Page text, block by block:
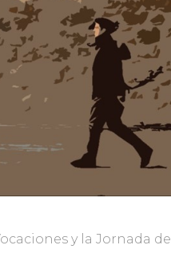
y la Jornada de